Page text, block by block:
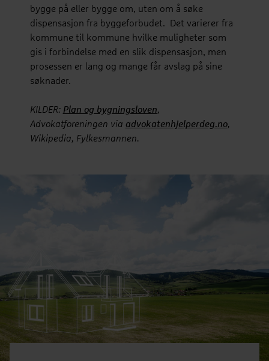
bygge på eller bygge om, uten om å søke
dispensasjon fra byggeforbudet. Det varierer fra
kommune til kommune hvilke muligheter som
gis i forbindelse med en slik dispensasjon, men
prosessen er lang og mange får avslag på sine
søknader.
KILDER: Plan og bygningsloven,
Advokatforeningen via advokatenhjelperdeg.no,
Wikipedia, Fylkesmannen.